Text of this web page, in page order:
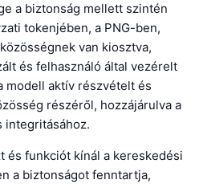
a biztonság mellett szintén
tokenjében, a PNG-ben,
van kiosztva,
és felhasználó által vezérelt
modell aktív részvételt és
részéről, hozzájárulva a
integritásához.
és funkciót kínál a kereskedési
a biztonságot fenntartja,